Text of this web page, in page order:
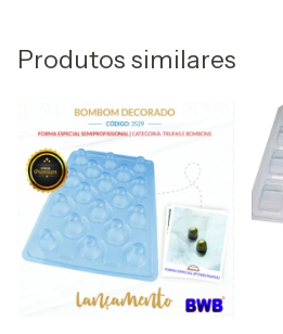
Produtos similares